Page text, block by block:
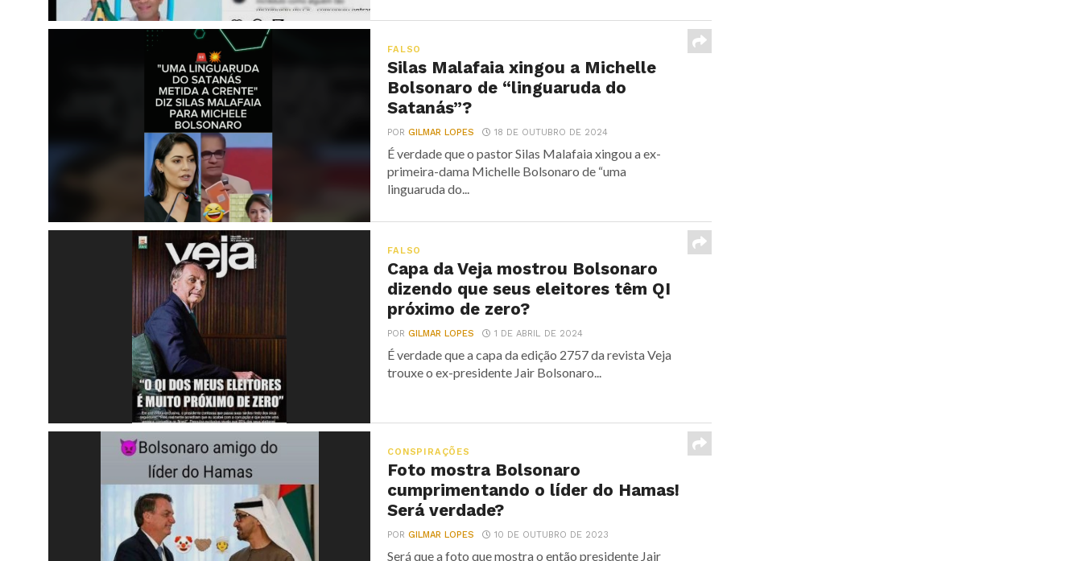
FALSO
Silas Malafaia xingou a Michelle
Bolsonaro de “linguaruda do
Satanás”?
PORGILMAR LOPES 18 DE OUTUBRO DE 2024
É verdade que o pastor Silas Malafaia xingou a ex-
primeira-dama Michelle Bolsonaro de “uma
linguaruda do...
FALSO
Capa da Veja mostrou Bolsonaro
dizendo que seus eleitores têm QI
próximo de zero?
PORGILMAR LOPES 1 DE ABRIL DE 2024
É verdade que a capa da edição 2757 da revista Veja
trouxe o ex-presidente Jair Bolsonaro...
CONSPIRAÇÕES
Foto mostra Bolsonaro
cumprimentando o líder do Hamas!
Será verdade?
PORGILMAR LOPES 10 DE OUTUBRO DE 2023
Será que a foto que mostra o então presidente Jair